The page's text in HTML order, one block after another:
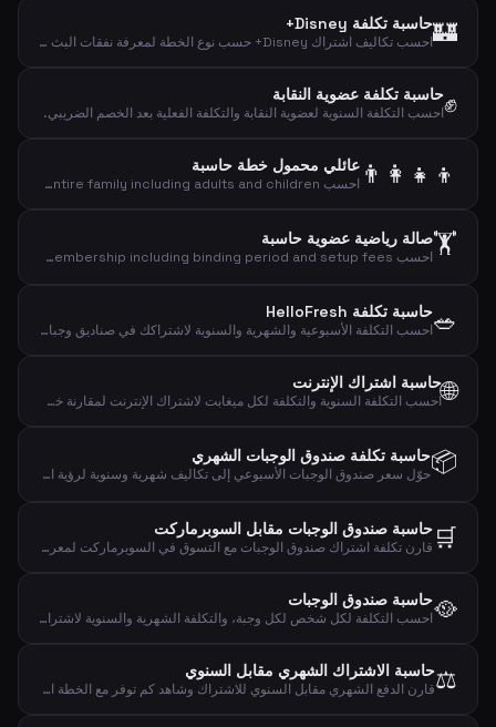
🏰حاسبة تكلفة Disney+
احسب تكاليف اشتراك Disney+ حسب نوع الخطة لمعرفة نفقات البث الشهرية والسنوية واليومية.
✊حاسبة تكلفة عضوية النقابة
احسب التكلفة السنوية لعضوية النقابة والتكلفة الفعلية بعد الخصم الضريبي.
👨‍👩‍👧‍👦 عائلي محمول خطة حاسبة
احسب the total cost of mobile plans for your entire family including adults and children.
🏋️صالة رياضية عضوية حاسبة
احسب the total cost of your gym membership including binding period and setup fees.
🥗حاسبة تكلفة HelloFresh
احسب التكلفة الأسبوعية والشهرية والسنوية لاشتراكك في صناديق وجبات HelloFresh بناءً على الحصص والوصفات.
🌐حاسبة اشتراك الإنترنت
احسب التكلفة السنوية والتكلفة لكل ميغابت لاشتراك الإنترنت لمقارنة خطط النطاق العريض بفعالية.
📦حاسبة تكلفة صندوق الوجبات الشهري
حوّل سعر صندوق الوجبات الأسبوعي إلى تكاليف شهرية وسنوية لرؤية التأثير المالي الكامل.
🛒 حاسبة صندوق الوجبات مقابل السوبرماركت
قارن تكلفة اشتراك صندوق الوجبات مع التسوق في السوبرماركت لمعرفة الفرق الشهري والسنوي.
🥘حاسبة صندوق الوجبات
احسب التكلفة لكل شخص لكل وجبة، والتكلفة الشهرية والسنوية لاشتراك صندوق الوجبات.
⚖️حاسبة الاشتراك الشهري مقابل السنوي
قارن الدفع الشهري مقابل السنوي للاشتراك وشاهد كم توفر مع الخطة السنوية.